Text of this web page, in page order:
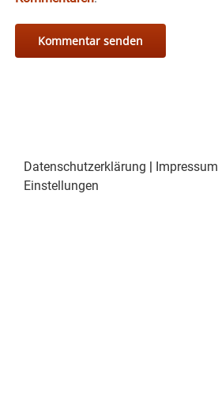
Datenschutzerklärung | Impressum
Einstellungen